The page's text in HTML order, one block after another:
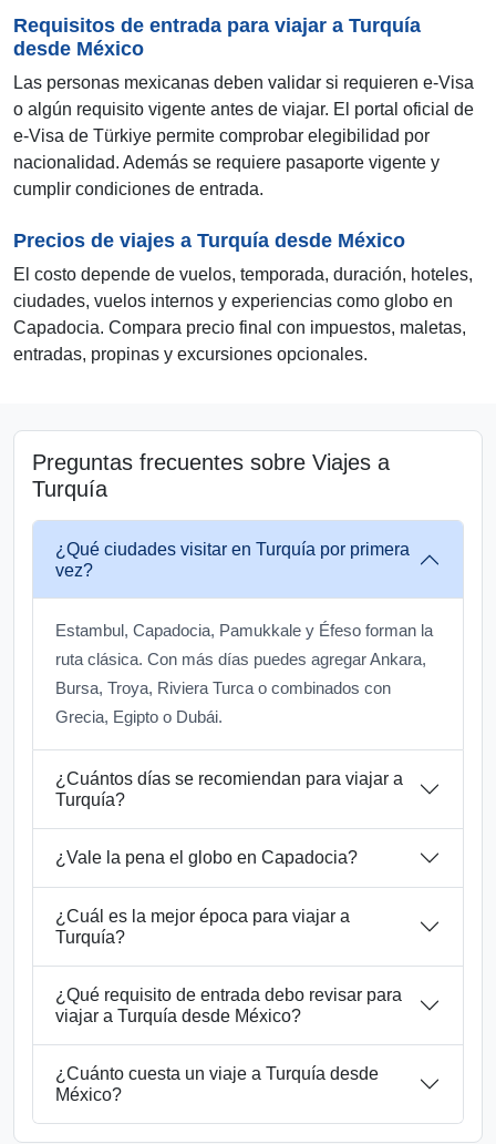
Requisitos de entrada para viajar a Turquía
desde México
Las personas mexicanas deben validar si requieren e-Visa
o algún requisito vigente antes de viajar. El portal oficial de
e-Visa de Türkiye permite comprobar elegibilidad por
nacionalidad. Además se requiere pasaporte vigente y
cumplir condiciones de entrada.
Precios de viajes a Turquía desde México
El costo depende de vuelos, temporada, duración, hoteles,
ciudades, vuelos internos y experiencias como globo en
Capadocia. Compara precio final con impuestos, maletas,
entradas, propinas y excursiones opcionales.
Preguntas frecuentes sobre Viajes a
Turquía
¿Qué ciudades visitar en Turquía por primera
vez?
Estambul, Capadocia, Pamukkale y Éfeso forman la
ruta clásica. Con más días puedes agregar Ankara,
Bursa, Troya, Riviera Turca o combinados con
Grecia, Egipto o Dubái.
¿Cuántos días se recomiendan para viajar a
Turquía?
¿Vale la pena el globo en Capadocia?
¿Cuál es la mejor época para viajar a
Turquía?
¿Qué requisito de entrada debo revisar para
viajar a Turquía desde México?
¿Cuánto cuesta un viaje a Turquía desde
México?